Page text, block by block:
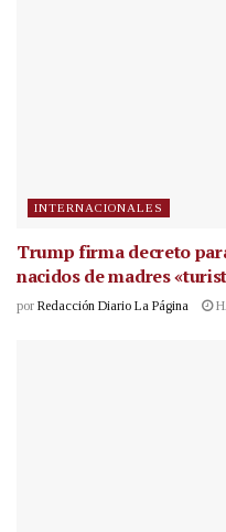
INTERNACIONALES
Trump firma decreto
nacidos de madres
por Redacción Diario La Página